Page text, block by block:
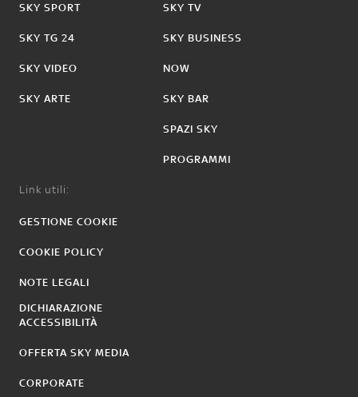
SKY SPORT
SKY TG 24
SKY VIDEO
SKY ARTE
SKY TV
SKY BUSINESS
NOW
SKY BAR
SPAZI SKY
PROGRAMMI
Link utili:
GESTIONE COOKIE
COOKIE POLICY
NOTE LEGALI
DICHIARAZIONE
ACCESSIBILITÀ
OFFERTA SKY MEDIA
CORPORATE